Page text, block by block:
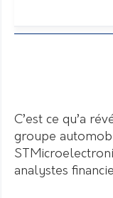
C’est ce qu’a
groupe
analystes